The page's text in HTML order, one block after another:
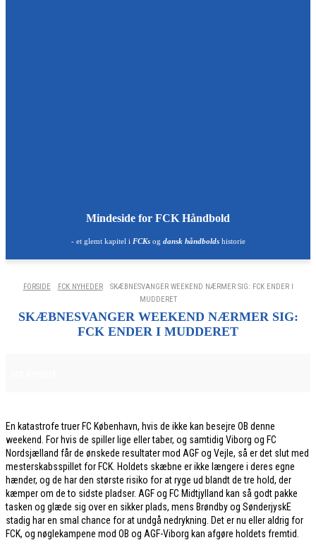
Mindeside for FCK Håndbold
- et glemt kapitel i FCKsog dansk håndboldshistorie
FORSIDE FCK NYHEDER
SKÆBNESVANGER WEEKEND NÆRMER SIG: FCK ENDER I
MUDDERET
SKÆBNESVANGER WEEKEND NÆRMER SIG:
FCK ENDER I MUDDERET
En katastrofe truer FC København, hvis de ikke kan besejre OB denne
weekend. For hvis de spiller lige eller taber, og samtidig Viborg og FC
Nordsjælland får de ønskede resultater mod AGF og Vejle, så er det slut med
mesterskabsspillet for FCK. Holdets skæbne er ikke længere i deres egne
hænder, og de har den største risiko for at ryge ud blandt de tre hold, der
kæmper om de to sidste pladser. AGF og FC Midtjylland kan så godt pakke
tasken og glæde sig over en sikker plads, mens Brøndby og SønderjyskE
stadig har en smal chance for at undgå nedrykning. Det er nu eller aldrig for
FCK, og nøglekampene mod OB og AGF-Viborg kan afgøre holdets fremtid.